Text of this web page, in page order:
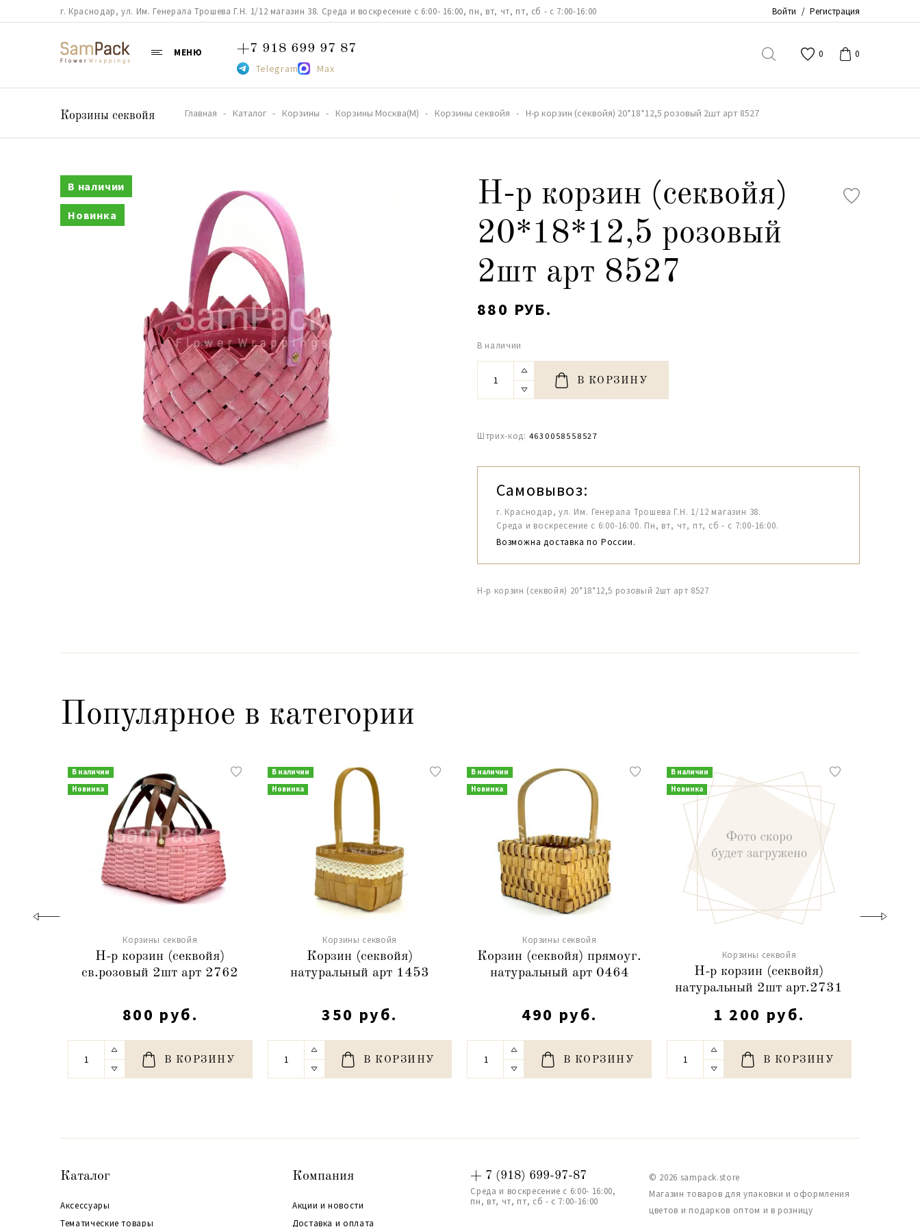
г. Краснодар, ул. Им. Генерала Трошева Г.Н. 1/12 магазин 38. Среда и воскресение с 6:00- 16:00, пн, вт, чт, пт, сб - с 7:00-16:00 Войти / Регистрация
МЕНЮ +7 918 699 97 87
Telegram Max
0 0
Корзины секвойя Главная Каталог Корзины Корзины Москва(М) Корзины секвойя Н-р корзин (секвойя) 20*18*12,5 розовый 2шт арт 8527
В наличии
Новинка
Н-р корзин (секвойя)
20*18*12,5 розовый
2шт арт 8527
880 РУБ.
В наличии
В КОРЗИНУ
Штрих-код: 4630058558527
Самовывоз:
г. Краснодар, ул. Им. Генерала Трошева Г.Н. 1/12 магазин 38.
Среда и воскресение с 6:00-16:00. Пн, вт, чт, пт, сб - с 7:00-16:00.
Возможна доставка по России.
Н-р корзин (секвойя) 20*18*12,5 розовый 2шт арт 8527
Популярное в категории
В наличии
Новинка
Корзины секвойя
Н-р корзин (секвойя)
св.розовый 2шт арт 2762
800 руб.
В КОРЗИНУ
В наличии
Новинка
Корзины секвойя
Корзин (секвойя)
натуральный арт 1453
350 руб.
В КОРЗИНУ
В наличии
Новинка
Корзины секвойя
Корзин (секвойя) прямоуг.
натуральный арт 0464
490 руб.
В КОРЗИНУ
В наличии
Новинка
Корзины секвойя
Н-р корзин (секвойя)
натуральный 2шт арт.2731
1 200 руб.
В КОРЗИНУ
Каталог
Аксессуары
Тематические товары
Компания
Акции и новости
Доставка и оплата
+ 7 (918) 699-97-87
Среда и воскресение с 6:00- 16:00,
пн, вт, чт, пт, сб - с 7:00-16:00
© 2026 sampack.store
Магазин товаров для упаковки и оформления
цветов и подарков оптом и в розницу